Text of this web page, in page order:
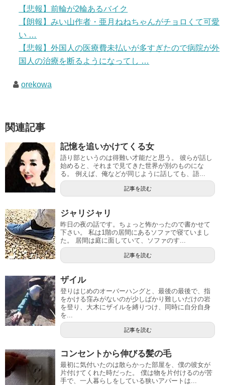
【悲報】前輪が2輪あるバイク
【朗報】みい山作者・亜月ねねちゃんがチョロくて可愛
い …
【悲報】外国人の医療費未払いが多すぎたので病院が外
国人の治療を断るようになってし …
orekowa
関連記事
記憶を追いかけてくる女
語り部というのは得難い才能だと思う。 彼らが話し
始めると、それまで見てきた世界が別のものにな
る。 例えば、俺などが同じように話しても、語...
記事を読む
ジャリジャリ
昨日の夜の話です。ちょっと怖かったので書かせて
下さい。 私は1階の居間にあるソファで寝ていまし
た。 居間は庭に面していて、ソファのす...
記事を読む
ザイル
登りはじめのオーバーハングと、最後の最後で、指
をかける窪みがないのが少しばかり難しいだけの岩
を登り、大木にザイルを縛りつけ、同時に自分自身
を...
記事を読む
コンセントから伸びる髪の毛
最初に気付いたのは散らかった部屋を、僕の彼女が
片付けてくれた時だった。 僕は物を片付けるのが苦
手で、一人暮らしをしている狭いアパートは...